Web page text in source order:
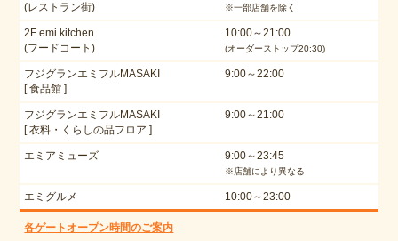
(レストラン街)
※一部店舗を除く
2F emi kitchen
(フードコート)
10:00～21:00
(オーダーストップ20:30)
フジグランエミフルMASAKI
[ 食品館 ]
9:00～22:00
フジグランエミフルMASAKI
[ 衣料・くらしの品フロア ]
9:00～21:00
エミアミューズ 9:00～23:45
※店舗により異なる
エミグルメ 10:00～23:00
各ゲートオープン時間のご案内